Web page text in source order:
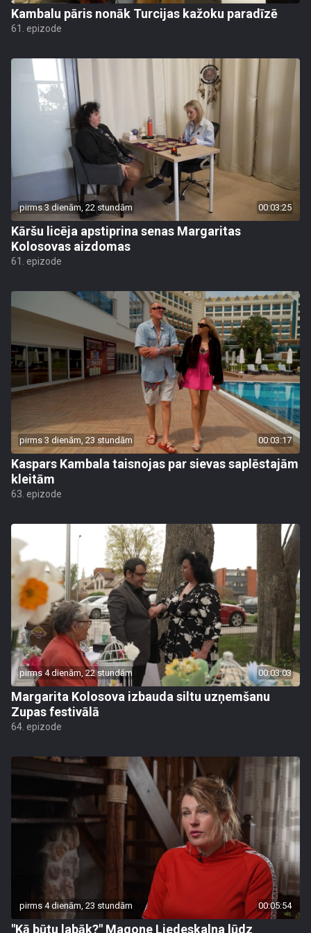
Kambalu pāris nonāk Turcijas kažoku paradīzē
61. epizode
pirms 3 dienām, 22 stundām 00:03:25
Kāršu licēja apstiprina senas Margaritas
Kolosovas aizdomas
61. epizode
pirms 3 dienām, 23 stundām 00:03:17
Kaspars Kambala taisnojas par sievas saplēstajām
kleitām
63. epizode
pirms 4 dienām, 22 stundām 00:03:03
Margarita Kolosova izbauda siltu uzņemšanu
Zupas festivālā
64. epizode
pirms 4 dienām, 23 stundām 00:05:54
"Kā būtu labāk?" Magone Liedeskalna lūdz